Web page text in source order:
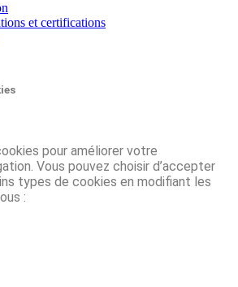
et certifications
pour améliorer votre
Vous pouvez choisir d’accepter
types de cookies en modifiant les
: